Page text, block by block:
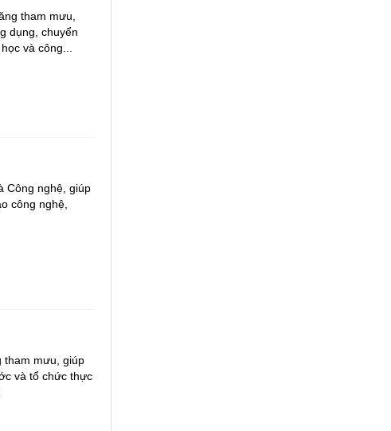
tham mưu,
dụng, chuyển
và công...
Công nghệ, giúp
công nghệ,
tham mưu, giúp
và tổ chức thực